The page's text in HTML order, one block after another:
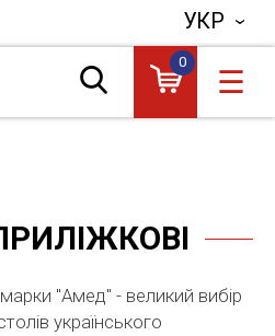
УКР
0
☰
"Амед" - великий вибір
українського